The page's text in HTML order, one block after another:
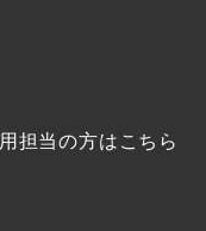
担当の方はこちら